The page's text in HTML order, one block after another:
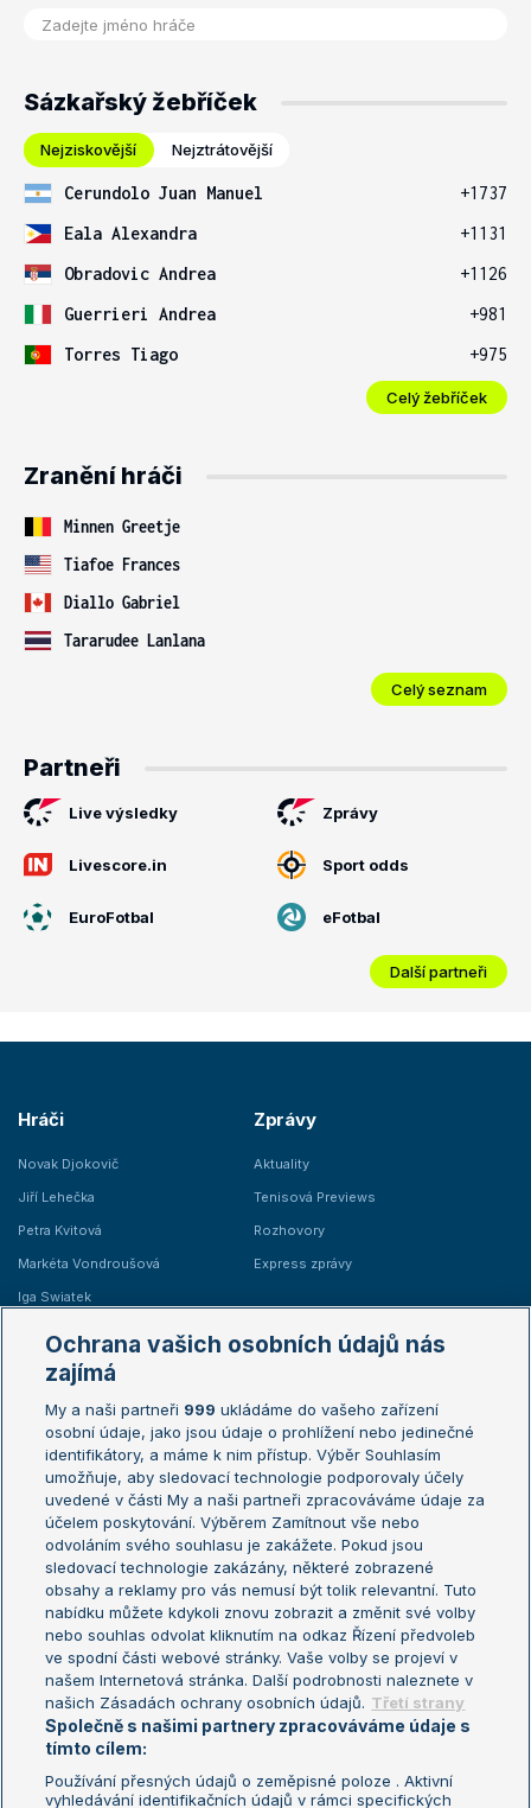
Sázkařský žebříček
Nejziskovější Nejztrátovější
Cerundolo Juan Manuel
+1737
Eala Alexandra
+1131
Obradovic Andrea
+1126
Guerrieri Andrea
+981
Torres Tiago
+975
Celý žebříček
Zranění hráči
Minnen Greetje
Tiafoe Frances
Diallo Gabriel
Tararudee Lanlana
Celý seznam
Partneři
Live výsledky Zprávy
Livescore.in Sport odds
EuroFotbal eFotbal
Další partneři
Hráči
Novak Djokovič
Jiří Lehečka
Petra Kvitová
Markéta Vondroušová
Iga Swiatek
Zprávy
Aktuality
Tenisová Previews
Rozhovory
Express zprávy
Žebříčky
Žebříček ATP (muži)
Žebříček WTA (ženy)
Sázkařský žebříček
Australian Open
French Open
Wimbledon
US Open
Turnaj mistrů
Turnaj mistryň
Aktualní trendy
Fotbalové přestupy
Livesport Daily
LS Prague Open
Ochrana vašich osobních údajů nás
zajímá
My a naši partneři 999 ukládáme do vašeho zařízení
osobní údaje, jako jsou údaje o prohlížení nebo jedinečné
identifikátory, a máme k nim přístup. Výběr Souhlasím
umožňuje, aby sledovací technologie podporovaly účely
uvedené v části My a naši partneři zpracováváme údaje za
účelem poskytování. Výběrem Zamítnout vše nebo
odvoláním svého souhlasu je zakážete. Pokud jsou
sledovací technologie zakázány, některé zobrazené
obsahy a reklamy pro vás nemusí být tolik relevantní. Tuto
nabídku můžete kdykoli znovu zobrazit a změnit své volby
nebo souhlas odvolat kliknutím na odkaz Řízení předvoleb
ve spodní části webové stránky. Vaše volby se projeví v
našem Internetová stránka. Další podrobnosti naleznete v
našich Zásadách ochrany osobních údajů. Třetí strany
Společně s našimi partnery zpracováváme údaje s
tímto cílem:
Používání přesných údajů o zeměpisné poloze . Aktivní
vyhledávání identifikačních údajů v rámci specifických